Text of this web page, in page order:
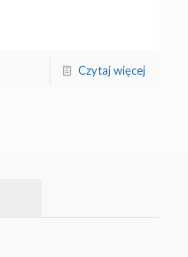
Czytaj więcej